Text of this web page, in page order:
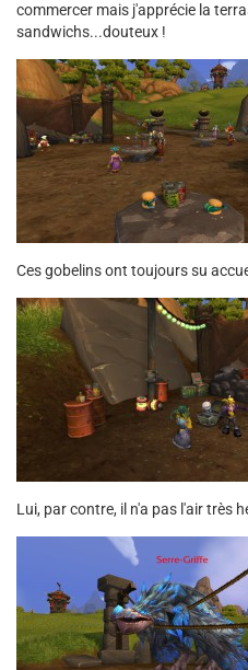
commercer mais j'apprécie la
sandwichs...douteux !
Ces gobelins ont toujours su
Lui, par contre, il n'a pas l'air très